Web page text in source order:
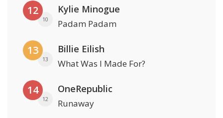
12
10
Kylie Minogue
Padam Padam
13
13
Billie Eilish
What Was I Made For?
14
12
OneRepublic
Runaway